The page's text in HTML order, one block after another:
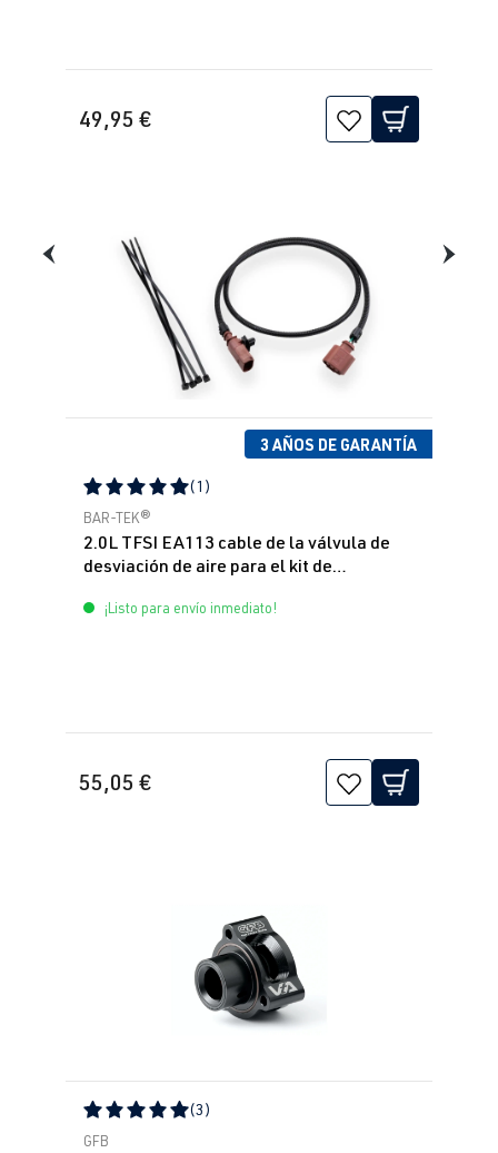
49,95 €
3 AÑOS DE GARANTÍA
Calificación promedio de 5 de 5 estrellas
(1)
BAR-TEK®
2.0L TFSI EA113 cable de la válvula de
desviación de aire para el kit de
¡Listo para envío inmediato!
55,05 €
Calificación promedio de 5 de 5 estrellas
(3)
GFB